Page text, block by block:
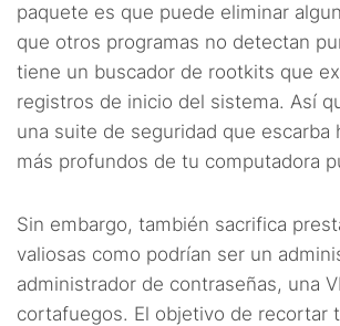
paquete es que puede eliminar
que otros programas no detectan
tiene un buscador de rootkits que
registros de inicio del sistema. Así
una suite de seguridad que escarba
más profundos de tu computadora
Sin embargo, también sacrifica
valiosas como podrían ser un
administrador de contraseñas, una
cortafuegos. El objetivo de recortar